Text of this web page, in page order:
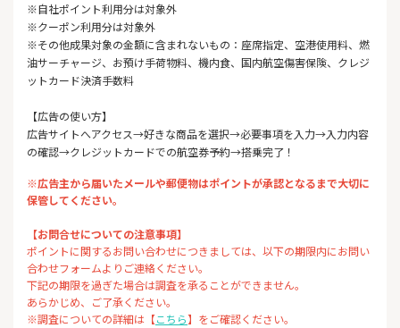
※自社ポイント利用分は対象外
※クーポン利用分は対象外
※その他成果対象の金額に含まれないもの：座席指定、空港使用料、燃
油サーチャージ、お預け手荷物料、機内食、国内航空傷害保険、クレジ
ットカード決済手数料
【広告の使い方】
広告サイトへアクセス→好きな商品を選択→必要事項を入力→入力内容
の確認→クレジットカードでの航空券予約→搭乗完了！
※広告主から届いたメールや郵便物はポイントが承認となるまで大切に
保管してください。
【お問合せについての注意事項】
ポイントに関するお問い合わせにつきましては、以下の期限内にお問い
合わせフォームよりご連絡ください。
下記の期限を過ぎた場合は調査を承ることができません。
あらかじめ、ご了承ください。
※調査についての詳細は【こちら】をご確認ください。